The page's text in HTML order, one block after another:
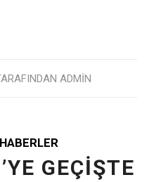
ADMIN
HABERLER
GEÇIŞTE